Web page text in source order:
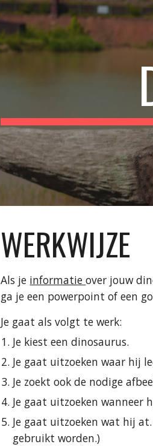
Skip to main content
WERKWIJZE
Als je informatie over jouw
ga je een powerpoint of een
Je gaat als volgt te werk:
Je kiest een dinosaurus.
Je gaat uitzoeken waar hij
Je zoekt ook de nodige
Je gaat uitzoeken wanneer
Je gaat uitzoeken wat hij
gebruikt worden.)